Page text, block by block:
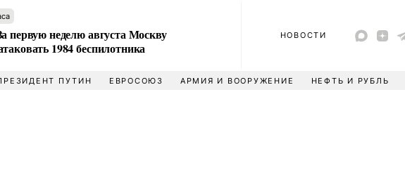
первую неделю августа Москву
1984 беспилотника
НОВОСТИ
ПУТИН ЕВРОСОЮЗ АРМИЯ И ВООРУЖЕНИЕ НЕФТЬ И РУБЛЬ